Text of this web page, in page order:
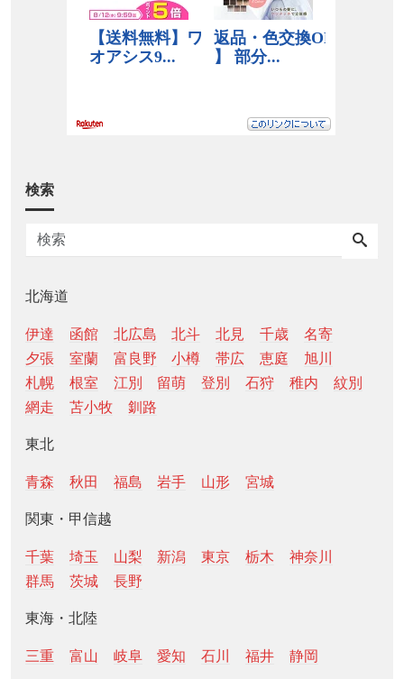
検索
北海道
伊達 函館 北広島 北斗 北見 千歳
名寄
夕張
室蘭 富良野 小樽 帯広 恵庭
旭川
札幌
根室 江別 留萌 登別 石狩 稚内
紋別
網走
苫小牧 釧路
東北
青森 秋田 福島 岩手 山形 宮城
関東・甲信越
千葉 埼玉 山梨 新潟 東京 栃木
神奈川
群馬
茨城 長野
東海・北陸
三重 富山 岐阜 愛知 石川 福井 静岡